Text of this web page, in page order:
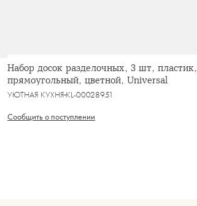
Набор досок разделочных, 3 шт, пластик,
прямоугольный, цветной, Universal
УЮТНАЯ КУХНЯKL-00028951
Сообщить о поступлении